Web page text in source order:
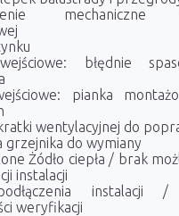
mechaniczne
błędnie
pianka
wentylacyjnej do
grzejnika do wymiany
Żódło ciepła / brak
instalacji
instalacji
weryfikacji